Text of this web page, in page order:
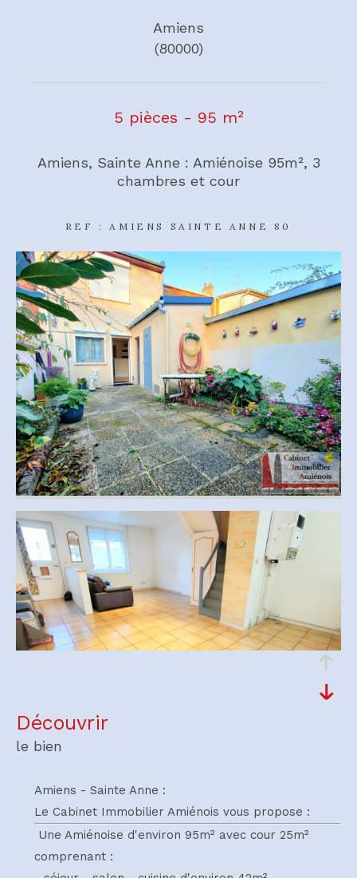
Amiens
(80000)
5 pièces - 95 m²
Amiens, Sainte Anne : Amiénoise 95m², 3
chambres et cour
REF : AMIENS SAINTE ANNE 80
découvrir
le bien
Amiens - Sainte Anne :
Le Cabinet Immobilier Amiénois vous propose :
Une Amiénoise d'environ 95m² avec cour 25m²
comprenant :